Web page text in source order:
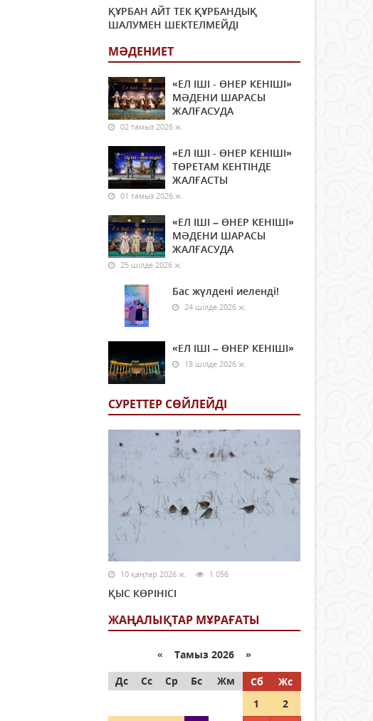
ҚҰРБАН АЙТ ТЕК ҚҰРБАНДЫҚ
ШАЛУМЕН ШЕКТЕЛМЕЙДІ
МӘДЕНИЕТ
«ЕЛ ІШІ - ӨНЕР КЕНІШІ»
МӘДЕНИ ШАРАСЫ
ЖАЛҒАСУДА
02 тамыз 2026 ж.
«ЕЛ ІШІ - ӨНЕР КЕНІШІ»
ТӨРЕТАМ КЕНТІНДЕ
ЖАЛҒАСТЫ
01 тамыз 2026 ж.
«ЕЛ ІШІ – ӨНЕР КЕНІШІ»
МӘДЕНИ ШАРАСЫ
ЖАЛҒАСУДА
25 шілде 2026 ж.
Бас жүлдені иеленді!
24 шілде 2026 ж.
«ЕЛ ІШІ – ӨНЕР КЕНІШІ»
18 шілде 2026 ж.
СУРЕТТЕР СӨЙЛЕЙДI
10 қаңтар 2026 ж. 1 056
ҚЫС КӨРІНІСІ
ЖАҢАЛЫҚТАР МҰРАҒАТЫ
« Тамыз 2026 »
Дс
Сс Ср Бс Жм Сб
Жс
1
2